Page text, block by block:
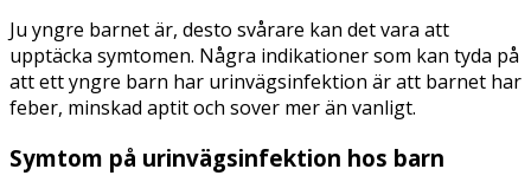
Ju yngre barnet är, desto svårare kan det vara att
upptäcka symtomen. Några indikationer som kan tyda på
att ett yngre barn har urinvägsinfektion är att barnet har
feber, minskad aptit och sover mer än vanligt.
Symtom på urinvägsinfektion hos barn